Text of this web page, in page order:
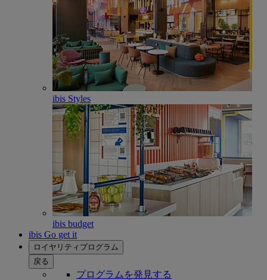
ibis Styles
ibis budget
ibis Go get it
ロイヤリティプログラム
戻る
プログラムを発見する